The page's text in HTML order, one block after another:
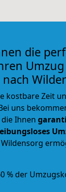
die
kostbare Zeit
uns
die Ihnen
% der